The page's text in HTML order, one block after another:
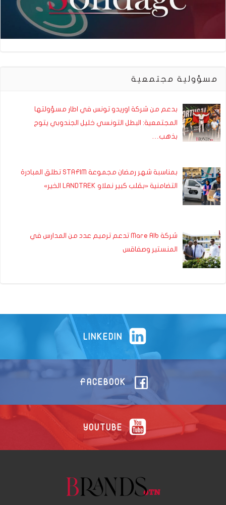
مسؤولية مجتمعية
بدعم من شركة اوريدو تونس في اطار مسؤولتها
المجتمعية: البطل التونسي خليل الجندوبي يتوج
بذهب…
بمناسبة شهر رمضان مجموعة STAFIM تطلق المبادرة
التضامنية «بقلب كبير نملاو LANDTREK الخير»
شركة Mare Alb تدعم ترميم عدد من المدارس في
المنستير وصفاقس
LINKEDIN
FACEBOOK
YOUTUBE